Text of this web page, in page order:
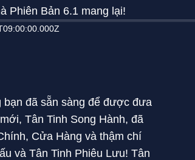
Phiên Bản 6.1 mang lại!
bạn đã sẵn sàng để được đưa
Tân Tinh Song Hành, đã
Cửa Hàng và thậm chí
và Tân Tinh Phiêu Lưu! Tân